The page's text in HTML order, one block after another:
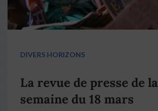
DIVERS HORIZONS
La revue de presse de la
semaine du 18 mars